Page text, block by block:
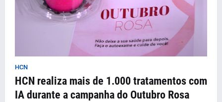
HCN
HCN realiza mais de 1.000 tratamentos com
IA durante a campanha do Outubro Rosa